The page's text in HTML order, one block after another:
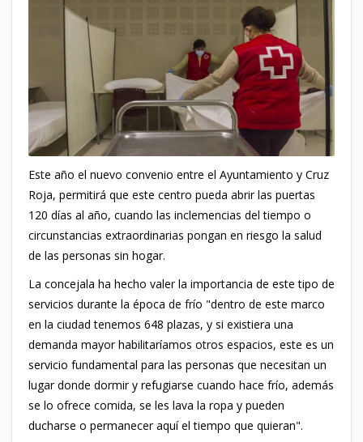
Este año el nuevo convenio entre el Ayuntamiento y Cruz
Roja, permitirá que este centro pueda abrir las puertas
120 días al año, cuando las inclemencias del tiempo o
circunstancias extraordinarias pongan en riesgo la salud
de las personas sin hogar.
La concejala ha hecho valer la importancia de este tipo de
servicios durante la época de frío "dentro de este marco
en la ciudad tenemos 648 plazas, y si existiera una
demanda mayor habilitaríamos otros espacios, este es un
servicio fundamental para las personas que necesitan un
lugar donde dormir y refugiarse cuando hace frío, además
se lo ofrece comida, se les lava la ropa y pueden
ducharse o permanecer aquí el tiempo que quieran".